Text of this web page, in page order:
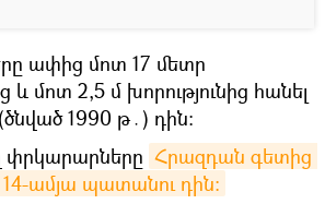
ափից մոտ 17 մետր
և մոտ 2,5 մ խորությունից հանել
1990 թ․) դին։
փրկարարները Հրազդան գետից
14-ամյա պատանու դին։